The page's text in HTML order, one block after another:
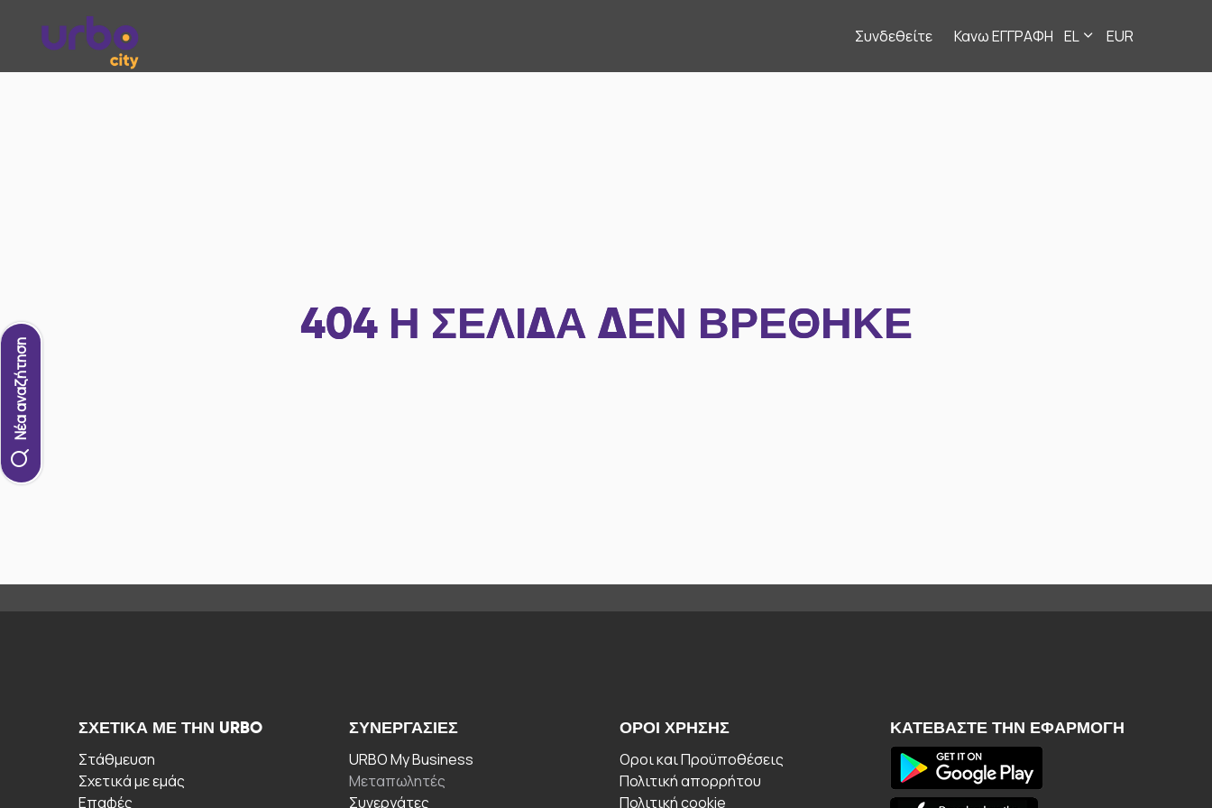
Συνδεθείτε Κανω ΕΓΓΡΑΦΗ EL EUR
Νέα αναζήτηση
404 Η ΣΕΛΊΔΑ ΔΕΝ ΒΡΈΘΗΚΕ
ΣΧΕΤΙΚΆ ΜΕ ΤΗΝ URBO
Στάθμευση
Σχετικά με εμάς
Επαφές
ΣΥΝΕΡΓΑΣΊΕΣ
URBO My Business
Μεταπωλητές
Συνεργάτες
ΟΡΟΙ ΧΡΉΣΗΣ
Οροι και Προϋποθέσεις
Πολιτική απορρήτου
Πολιτική cookie
ΚΑΤΕΒΆΣΤΕ ΤΗΝ ΕΦΑΡΜΟΓΉ